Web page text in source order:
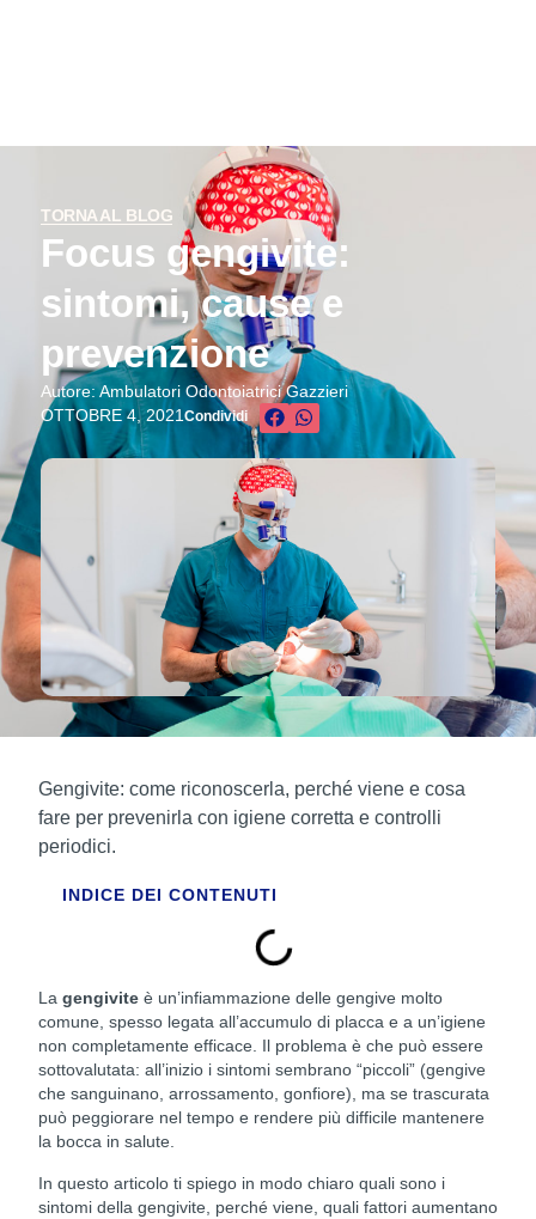
TORNA AL BLOG
Focus gengivite:
sintomi, cause e
prevenzione
Autore: Ambulatori Odontoiatrici Gazzieri
OTTOBRE 4, 2021 Condividi
Gengivite: come riconoscerla, perché viene e cosa
fare per prevenirla con igiene corretta e controlli
periodici.
INDICE DEI CONTENUTI
La gengivite è un’infiammazione delle gengive molto
comune, spesso legata all’accumulo di placca e a un’igiene
non completamente efficace. Il problema è che può essere
sottovalutata: all’inizio i sintomi sembrano “piccoli” (gengive
che sanguinano, arrossamento, gonfiore), ma se trascurata
può peggiorare nel tempo e rendere più difficile mantenere
la bocca in salute.
In questo articolo ti spiego in modo chiaro quali sono i
sintomi della gengivite, perché viene, quali fattori aumentano